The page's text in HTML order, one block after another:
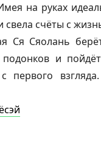
на руках
свела счёты с
Ся Сяолань
подонков и